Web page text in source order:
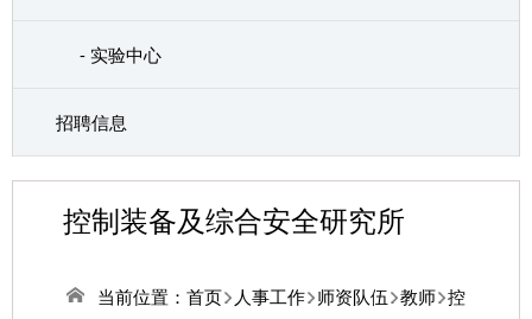
- 实验中心
招聘信息
控制装备及综合安全研究所
当前位置： 首页 人事工作 师资队伍 教师 控